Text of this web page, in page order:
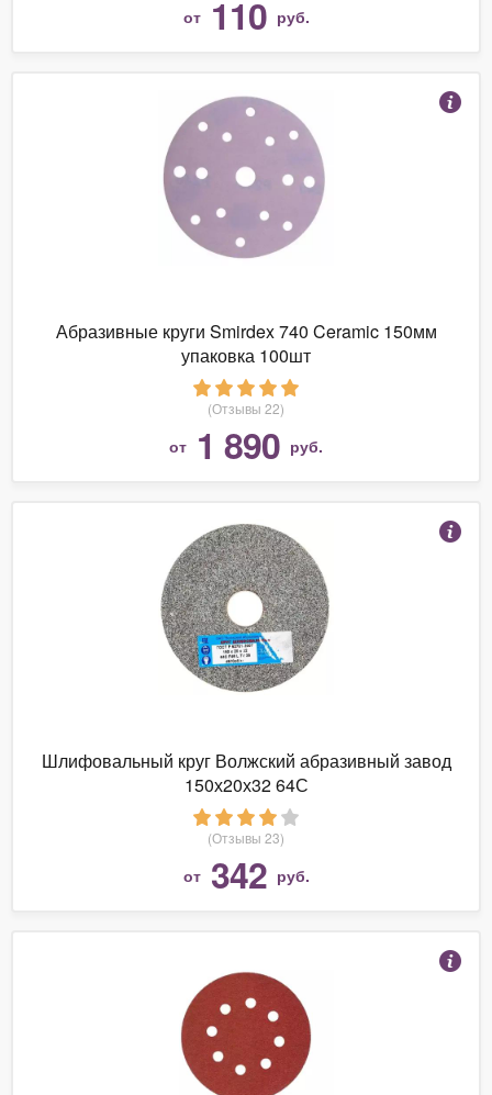
от 110 руб.
Абразивные круги Smirdex 740 Ceramic 150мм
упаковка 100шт
(Отзывы 22)
от 1 890 руб.
Шлифовальный круг Волжский абразивный завод
150х20х32 64С
(Отзывы 23)
от 342 руб.